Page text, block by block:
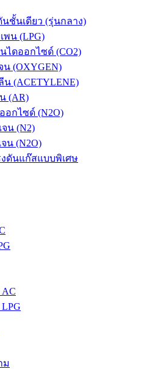
นชั้นเดียว (รุ่นกลาง)
พน (LPG)
ไดออกไซด์ (CO2)
น (OXYGEN)
น (ACETYLENE)
(AR)
อกไซด์ (N2O)
จน (N2)
น (N2O)
งดันแก๊สแบบพิเศษ
ม